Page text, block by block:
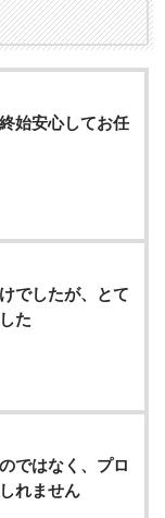
始安心してお任
でしたが、とて
た
ではなく、プロ
れません